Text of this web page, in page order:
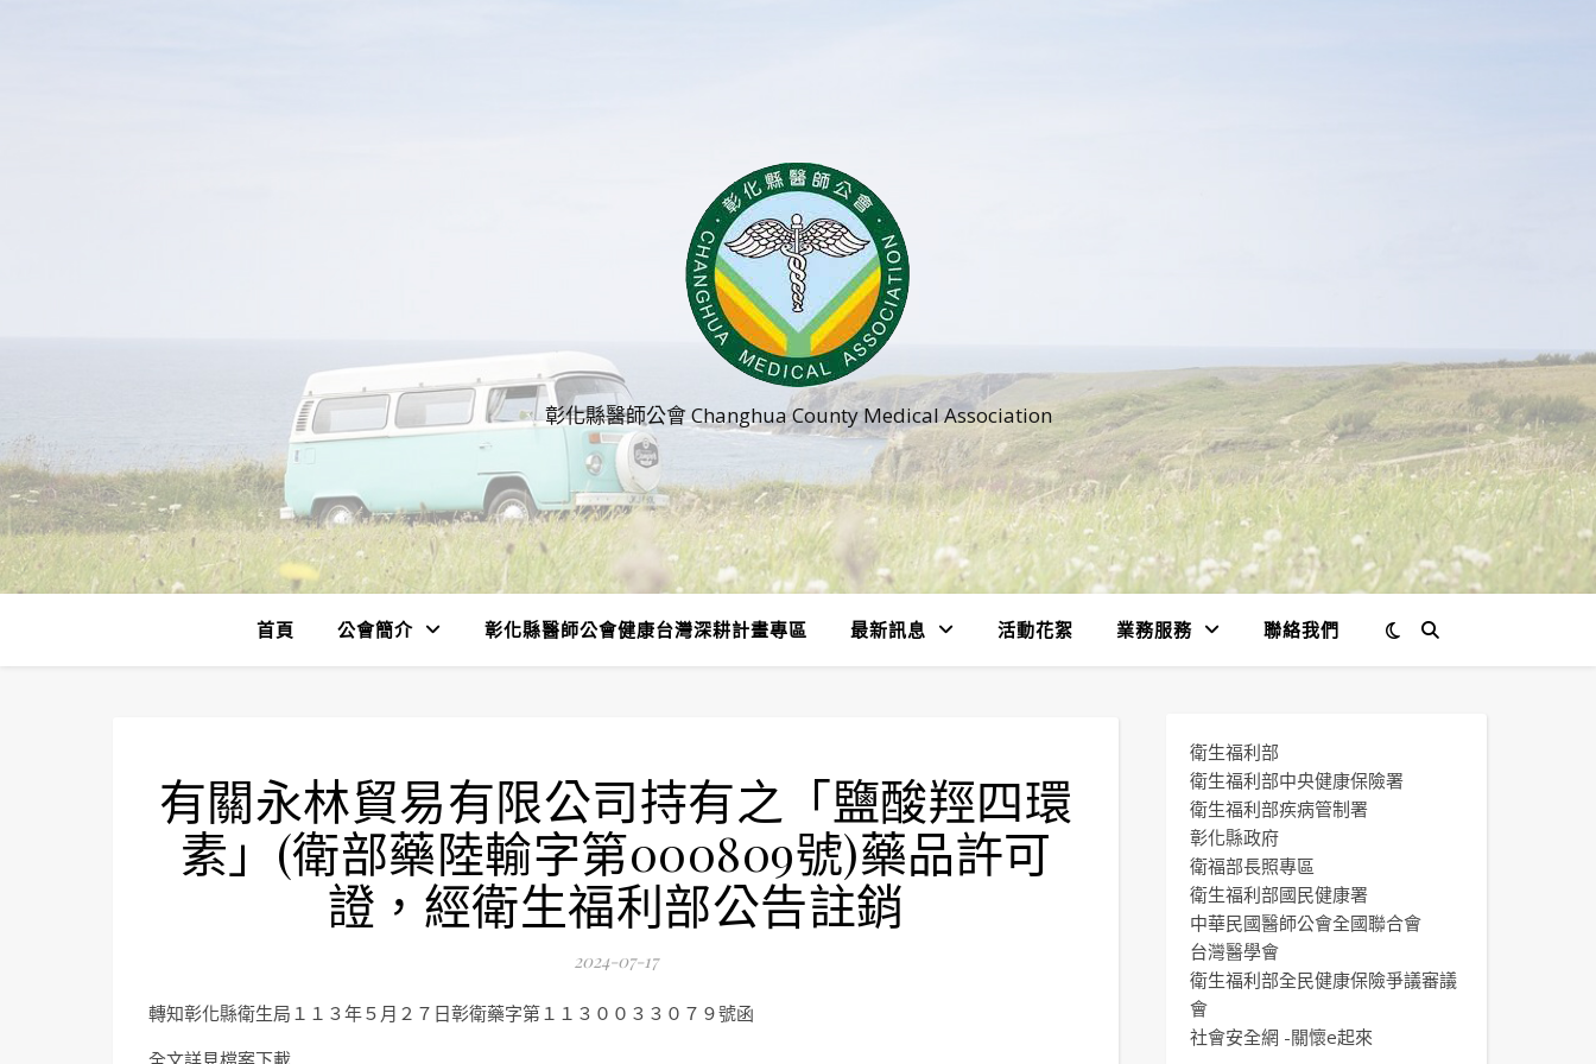
彰化縣醫師公會 Changhua County Medical Association
首頁 公會簡介 彰化縣醫師公會健康台灣深耕計畫專區 最新訊息 活動花絮 業務服務 聯絡我們
有關永林貿易有限公司持有之「鹽酸羥四環
素」(衛部藥陸輸字第000809號)藥品許可
證，經衛生福利部公告註銷
2024-07-17
轉知彰化縣衛生局１１３年５月２７日彰衛藥字第１１３００３３０７９號函
全文詳見檔案下載
衛生福利部
衛生福利部中央健康保險署
衛生福利部疾病管制署
彰化縣政府
衛福部長照專區
衛生福利部國民健康署
中華民國醫師公會全國聯合會
台灣醫學會
衛生福利部全民健康保險爭議審議
會
社會安全網 -關懷e起來